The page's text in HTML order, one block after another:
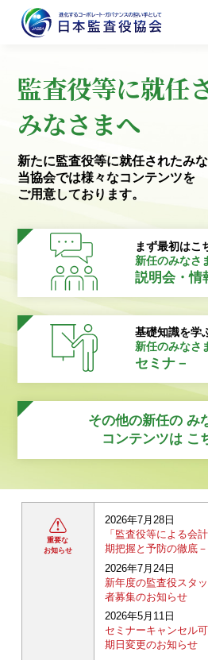
監査役等に就任
みなさまへ
新たに監査役等に就任されたみな
当協会では様々なコンテンツを
ご用意しております。
まず最初はこ
新任のみなさ
説明会・情
基礎知識を学
新任のみなさ
セミナ－
その他の新任の み
コンテンツは こ
重要な
お知らせ
2026年7月28日
「監査役等による会
期把握と予防の徹底
2026年7月24日
新年度の監査役スタ
者募集のお知らせ
2026年5月11日
セミナーキャンセル
期日変更のお知らせ